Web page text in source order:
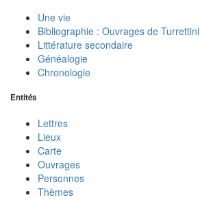
Une vie
Bibliographie : Ouvrages de Turrettini
Littérature secondaire
Généalogie
Chronologie
Entités
Lettres
Lieux
Carte
Ouvrages
Personnes
Thèmes